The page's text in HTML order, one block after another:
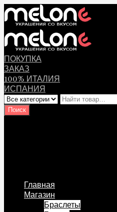
ПОКУПКА
ЗАКАЗ
100% ИТАЛИЯ
ИСПАНИЯ
Главная
Магазин
Браслеты